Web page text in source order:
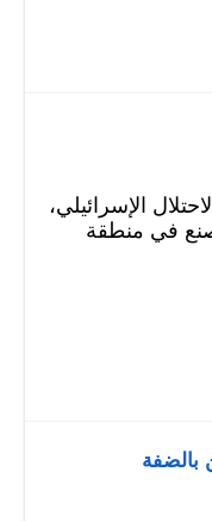
الإسرائيلي،
في منطقة
بالضفة